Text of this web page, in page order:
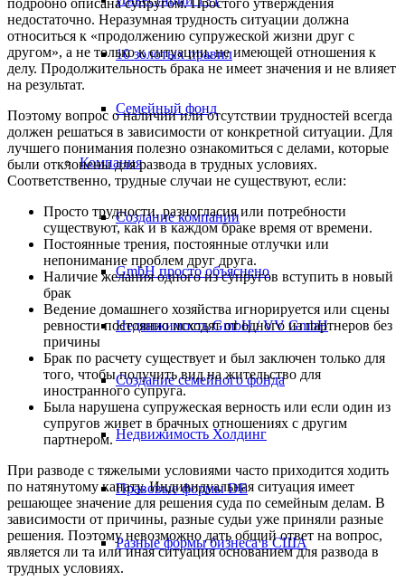
10 золотых правил
Семейный фонд
Компания
Создание компании
GmbH просто объяснено
Недвижимость GmbH / VV GmbH
Создание семейного фонда
Недвижимость Холдинг
Правовые формы DE
Разные формы бизнеса в США
недостаточно. Неразумная трудность ситуации должна
относиться к «продолжению супружеской жизни друг с
другом», а не только к ситуации, не имеющей отношения к
делу. Продолжительность брака не имеет значения и не влияет
на результат.
Поэтому вопрос о наличии или отсутствии трудностей всегда
должен решаться в зависимости от конкретной ситуации. Для
лучшего понимания полезно ознакомиться с делами, которые
были отклонены для развода в трудных условиях.
Соответственно, трудные случаи не существуют, если:
Просто трудности, разногласия или потребности
существуют, как и в каждом браке время от времени.
Постоянные трения, постоянные отлучки или
непонимание проблем друг друга.
Наличие желания одного из супругов вступить в новый
брак
Ведение домашнего хозяйства игнорируется или сцены
ревности постоянно исходят от одного из партнеров без
причины
Брак по расчету существует и был заключен только для
того, чтобы получить вид на жительство для
иностранного супруга.
Была нарушена супружеская верность или если один из
супругов живет в брачных отношениях с другим
партнером.
При разводе с тяжелыми условиями часто приходится ходить
по натянутому канату. Индивидуальная ситуация имеет
решающее значение для решения суда по семейным делам. В
зависимости от причины, разные судьи уже приняли разные
решения. Поэтому невозможно дать общий ответ на вопрос,
является ли та или иная ситуация основанием для развода в
трудных условиях.